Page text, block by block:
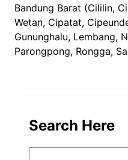
Bandung Barat (Cililin,
Wetan, Cipatat,
Gununghalu, Lembang,
Parongpong, Rongga,
Search Here